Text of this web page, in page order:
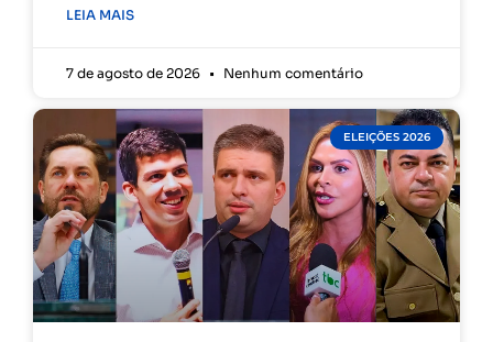
LEIA MAIS
7 de agosto de 2026 Nenhum comentário
ELEIÇÕES 2026